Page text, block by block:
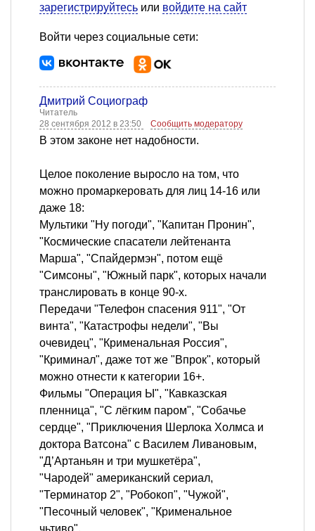
зарегистрируйтесь или войдите на сайт
Войти через социальные сети:
Дмитрий Социограф
Читатель
28 сентября 2012 в 23:50
Сообщить модератору
В этом законе нет надобности.
Целое поколение выросло на том, что
можно промаркеровать для лиц 14-16 или
даже 18:
Мультики "Ну погоди", "Капитан Пронин",
"Космические спасатели лейтенанта
Марша", "Спайдермэн", потом ещё
"Симсоны", "Южный парк", которых начали
транслировать в конце 90-х.
Передачи "Телефон спасения 911", "От
винта", "Катастрофы недели", "Вы
очевидец", "Крименальная Россия",
"Криминал", даже тот же "Впрок", который
можно отнести к категории 16+.
Фильмы "Операция Ы", "Кавказская
пленница", "С лёгким паром", "Собачье
сердце", "Приключения Шерлока Холмса и
доктора Ватсона" с Василем Ливановым,
"Д’Артаньян и три мушкетёра",
"Чародей" американский сериал,
"Терминатор 2", "Робокоп", "Чужой",
"Песочный человек", "Крименальное
чьтиво".